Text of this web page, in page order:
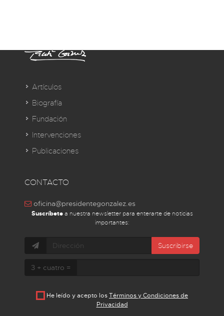
Artículos
Biografía
Fundación
Intervenciones
Publicaciones
CONTACTO
oficina@presidentegonzalez.es
Suscríbetea nuestra newsletter para enterarte de noticias
importantes:
Suscribirse
3 + cuatro =
He leído y acepto losTérminos y Condiciones de
Privacidad